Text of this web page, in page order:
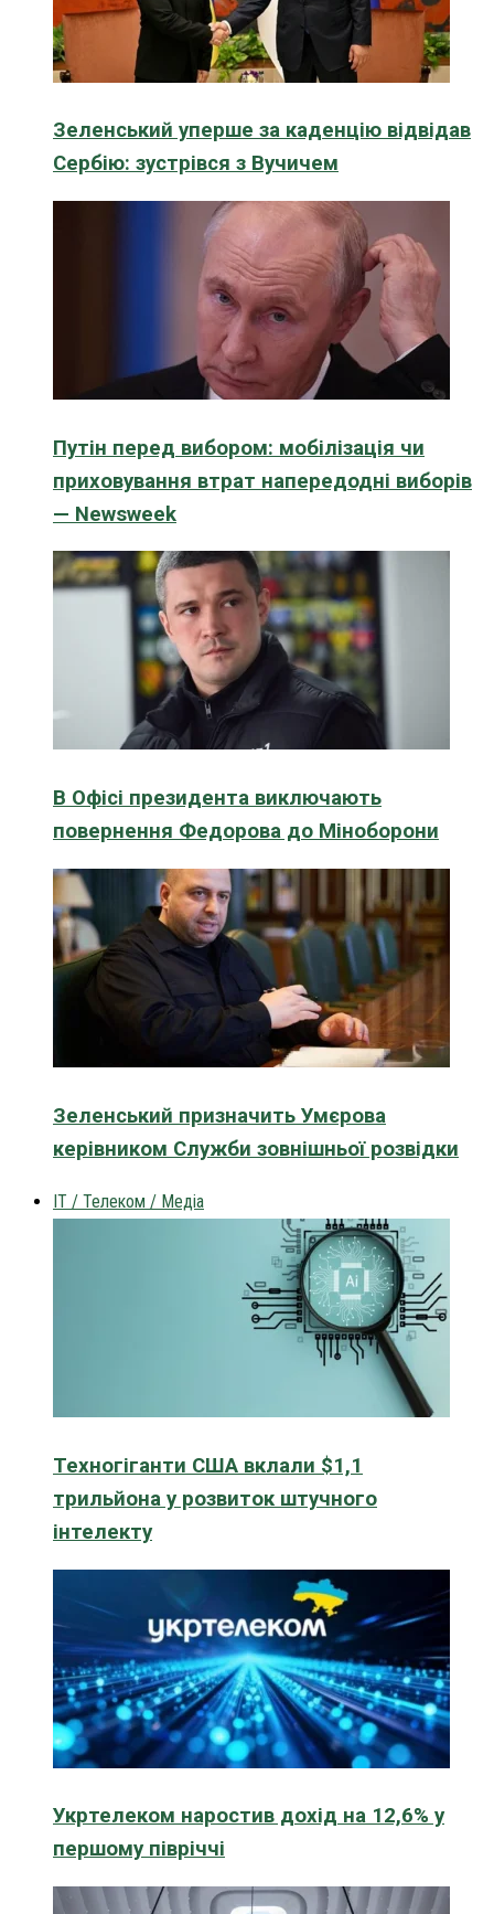
Зеленський уперше за каденцію відвідав
Сербію: зустрівся з Вучичем
Путін перед вибором: мобілізація чи
приховування втрат напередодні виборів
— Newsweek
В Офісі президента виключають
повернення Федорова до Міноборони
Зеленський призначить Умєрова
керівником Служби зовнішньої розвідки
IT / Телеком / Медіа
Техногіганти США вклали $1,1
трильйона у розвиток штучного
інтелекту
Укртелеком наростив дохід на 12,6% у
першому півріччі